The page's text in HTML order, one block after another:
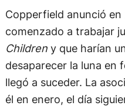
Copperfield anunció en
comenzado a trabajar
Childreny que harían
desaparecer la luna en
llegó a suceder. La
él en enero, el día